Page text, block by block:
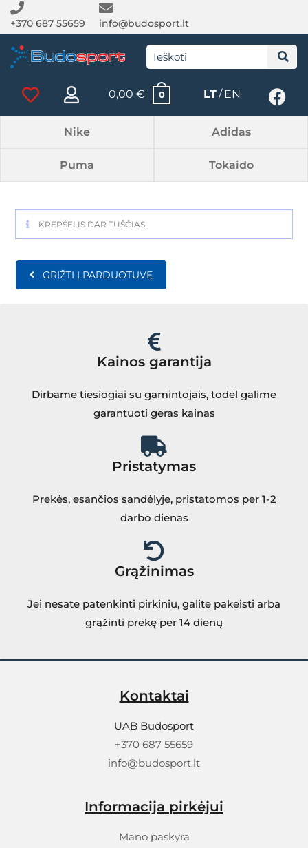
+370 687 55659 info@budosport.lt
0,00€ 0 LT EN
Nike Adidas
Puma Tokaido
KREPŠELIS DAR TUŠČIAS.
GRĮŽTI Į PARDUOTUVĘ
Kainos garantija
Dirbame tiesiogiai su gamintojais, todėl galime
garantuoti geras kainas
Pristatymas
Prekės, esančios sandėlyje, pristatomos per 1-2
darbo dienas
Grąžinimas
Jei nesate patenkinti pirkiniu, galite pakeisti arba
grąžinti prekę per 14 dienų
Kontaktai
UAB Budosport
+370 687 55659
info@budosport.lt
Informacija pirkėjui
Mano paskyra